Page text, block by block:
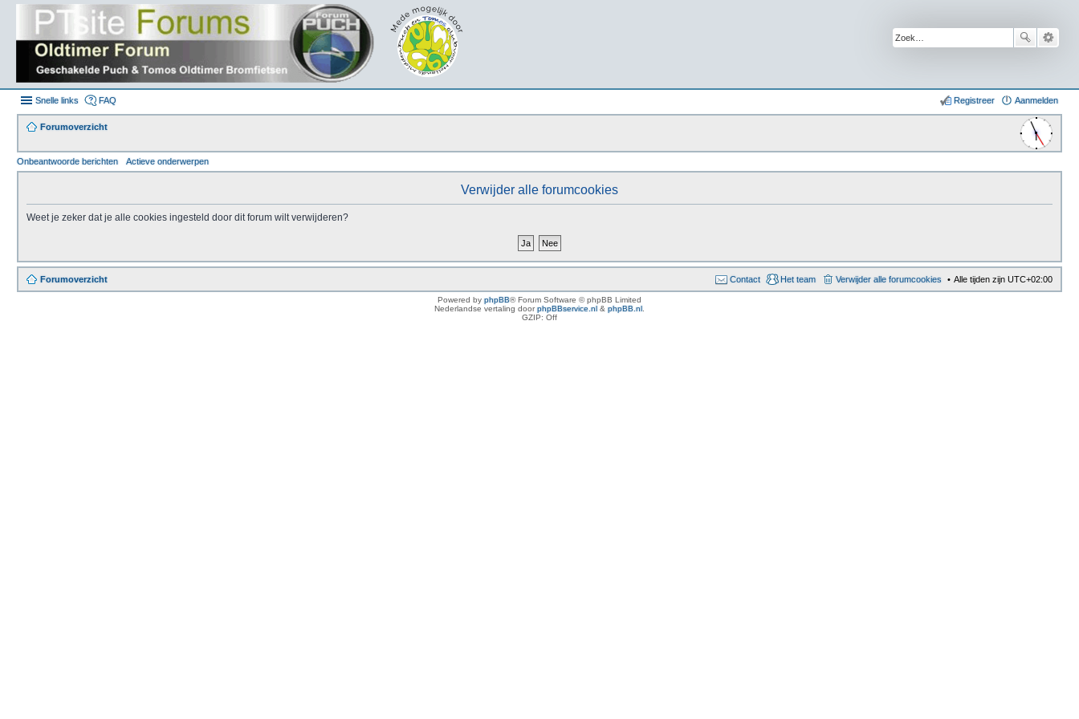
Snelle links FAQ Aanmelden
Registreer
Forumoverzicht
Onbeantwoorde berichten Actieve onderwerpen
Verwijder alle forumcookies
Weet je zeker dat je alle cookies ingesteld door dit forum wilt verwijderen?
Forumoverzicht Alle tijden zijn UTC+02:00
Verwijder alle forumcookies
Het team
Contact
Powered by phpBB® Forum Software © phpBB Limited
Nederlandse vertaling doorphpBBservice.nl & phpBB.nl
GZIP: Off